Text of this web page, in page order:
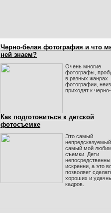
Черно-белая фотография и что
ней знаем?
Очень многие
фотографы,
в разных жанрах
фотографии,
приходят к
Как подготовиться к детской
фотосъемке
Это самый
самый мой
съемки. Дети
искренни, а это
позволяет
хороших и
кадров.